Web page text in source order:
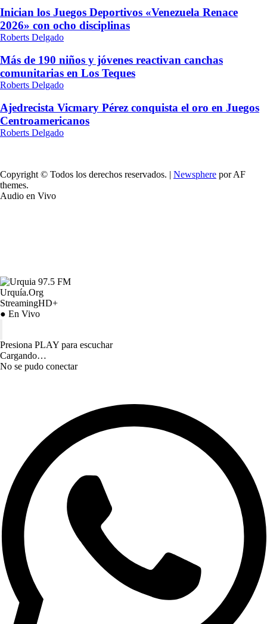
Inician los Juegos Deportivos «Venezuela Renace
2026» con ocho disciplinas
Roberts Delgado
Más de 190 niños y jóvenes reactivan canchas
comunitarias en Los Teques
Roberts Delgado
Ajedrecista Vicmary Pérez conquista el oro en Juegos
Centroamericanos
Roberts Delgado
Copyright © Todos los derechos reservados. | Newsphere por AF
themes.
Audio en Vivo
Urquía.Org
StreamingHD+
● En Vivo
Presiona PLAY para escuchar
Cargando…
No se pudo conectar